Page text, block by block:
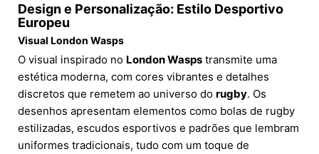
Design e Personalização: Estilo Desportivo
Europeu
Visual London Wasps
O visual inspirado no London Wasps transmite uma
estética moderna, com cores vibrantes e detalhes
discretos que remetem ao universo do rugby. Os
desenhos apresentam elementos como bolas de rugby
estilizadas, escudos esportivos e padrões que lembram
uniformes tradicionais, tudo com um toque de